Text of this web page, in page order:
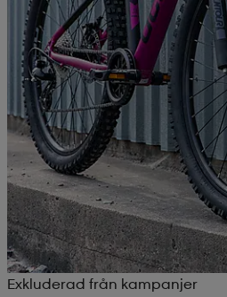
Exkluderad från kampanjer